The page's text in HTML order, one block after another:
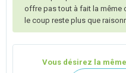
offre pas tout à fait la même
le coup reste plus que
Vous désirez la